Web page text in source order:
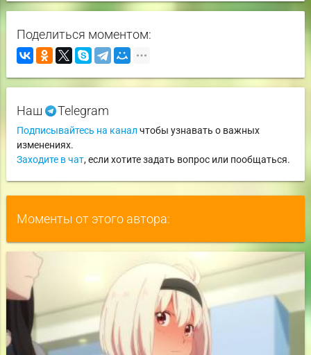
Поделиться моментом:
Наш Telegram
Подписывайтесь на канал чтобы узнавать о важных
изменениях.
Заходите в чат, если хотите задать вопрос или пообщаться.
Моменты от этого автора: